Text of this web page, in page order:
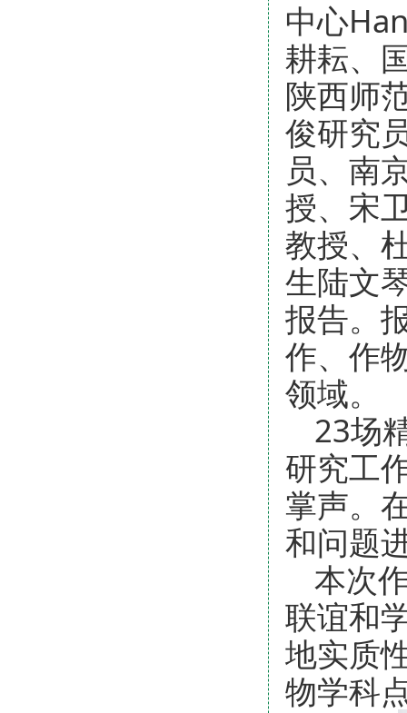
中心
耕耘、
陕西师
俊研究
员、南
授、宋
教授、
生陆文
报告。
作、作
领域。
23场
研究工
掌声。
和问题
本次
联谊和
地实质
物学科